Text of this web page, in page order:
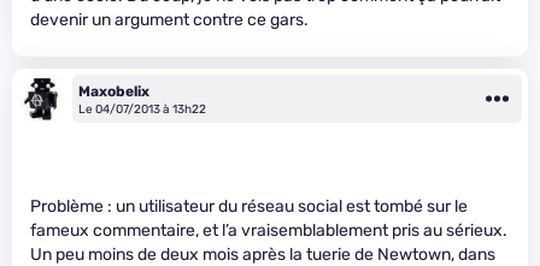
devenir un argument contre ce gars.
Maxobelix
Le 04/07/2013 à 13h22
Problème : un utilisateur du réseau social est tombé sur le
fameux commentaire, et l’a vraisemblablement pris au sérieux.
Un peu moins de deux mois après la tuerie de Newtown, dans